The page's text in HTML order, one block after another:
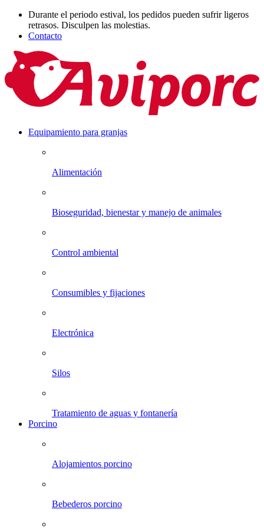
Durante el periodo estival, los pedidos pueden sufrir ligeros
retrasos. Disculpen las molestias.
Contacto
Equipamiento para granjas
Alimentación
Bioseguridad, bienestar y manejo de animales
Control ambiental
Consumibles y fijaciones
Electrónica
Silos
Tratamiento de aguas y fontanería
Porcino
Alojamientos porcino
Bebederos porcino